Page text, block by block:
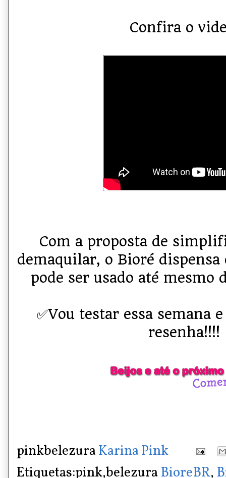
Confira o
Com a proposta de
demaquilar, o Bioré dispensa
pode ser usado até mesmo
✅️Vou testar essa semana
resenha!!!!
pinkbelezuraKarina Pink
Etiquetas:pink,belezuraBioreBR,